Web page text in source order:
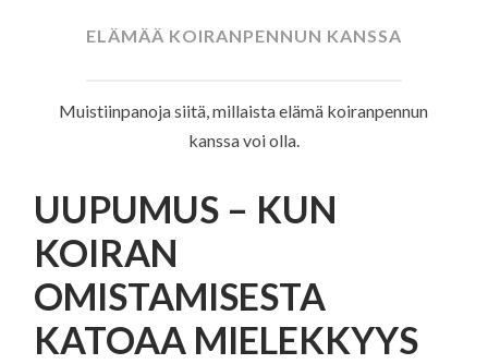
ELÄMÄÄ KOIRANPENNUN KANSSA
Muistiinpanoja siitä, millaista elämä koiranpennun
kanssa voi olla.
UUPUMUS – KUN
KOIRAN
OMISTAMISESTA
KATOAA MIELEKKYYS